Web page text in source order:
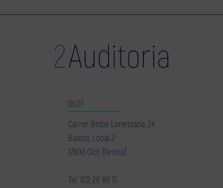
OLOT
Carrer Bisbe Lorenzana, 24
Baixos, Local 2
17800 Olot (Girona)
Tel. 972 26 86 17